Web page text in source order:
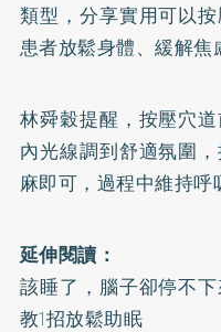
類型，分享實用可以
患者放鬆身體、緩解焦
林舜穀提醒，按壓穴
內光線調到舒適氛圍
麻即可，過程中維持呼
延伸閱讀：
該睡了，腦子卻停不
教1招放鬆助眠